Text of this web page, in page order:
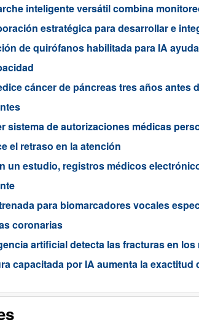
inteligente versátil combina
estratégica para desarrollar e
de quirófanos habilitada para IA
cáncer de páncreas tres años
sistema de autorizaciones médicas
el retraso en la atención
un estudio, registros médicos
para biomarcadores vocales
coronarias
artificial detecta las fracturas en
capacitada por IA aumenta la exactitud